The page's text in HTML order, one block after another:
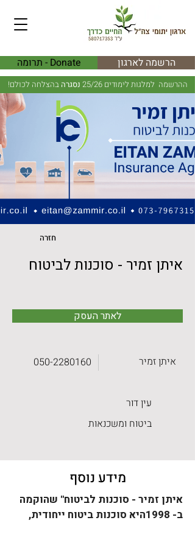
הרשמה לארגון Donate - תרומה
ההרשמה למלגות לימודים 25/26 נסגרהבהצלחה לכולם!
חזרה
איתן זמיר - סוכנות לביטוח
לאתר העסק
איתן זמיר 050-2280160
עין דור
ביטוח ומשכנאות
מידע נוסף
איתן זמיר - סוכנות לביטוח" שהוקמה
ב- 1998היא סוכנות ביטוח ייחודית,